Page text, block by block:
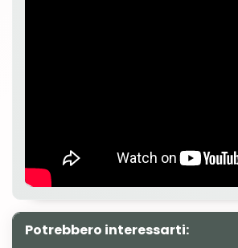
Potrebbero interessarti: